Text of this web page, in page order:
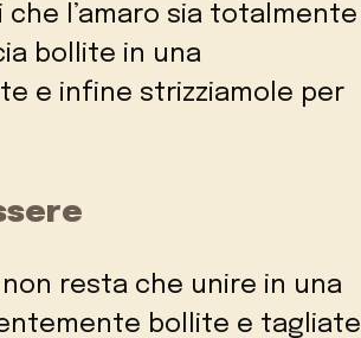
che l’amaro sia totalmente
bollite in una
e infine strizziamole per
resta che unire in una
bollite e tagliate